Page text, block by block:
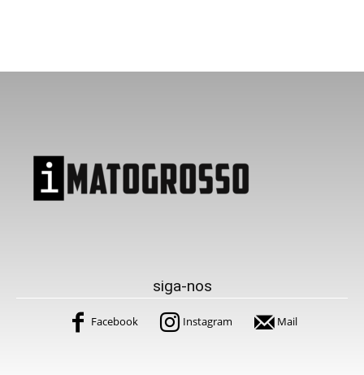
siga-nos
Facebook Instagram Mail